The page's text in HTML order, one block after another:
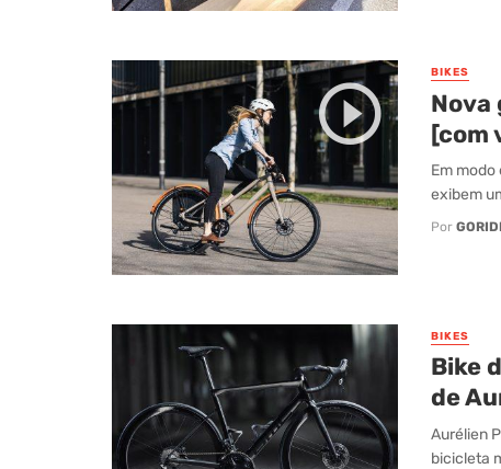
BIKES
Nova
[com
Em
exibem
Por
BIKES
Bike
de
Aurélien
bicicleta